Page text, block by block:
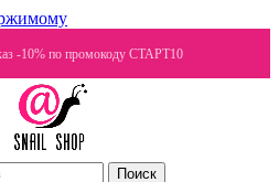
-10% по промокоду СТАРТ10
Поиск